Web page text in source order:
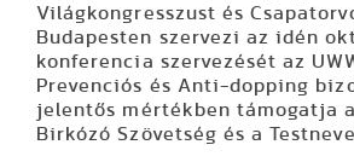
Világkongresszust és
Budapesten szervezi az idén
konferencia szervezését az
Prevenciós és Anti-dopping
jelentős mértékben támogatja
Birkózó Szövetség és a